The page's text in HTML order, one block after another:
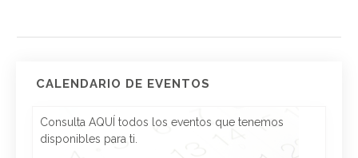
CALENDARIO DE EVENTOS
Consulta AQUÍ todos los eventos que tenemos
disponibles para ti.